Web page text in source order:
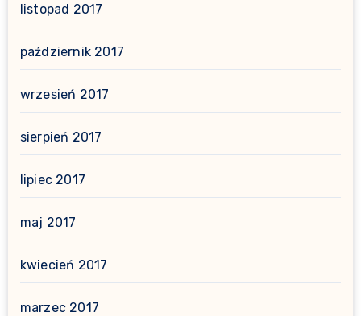
listopad 2017
październik 2017
wrzesień 2017
sierpień 2017
lipiec 2017
maj 2017
kwiecień 2017
marzec 2017